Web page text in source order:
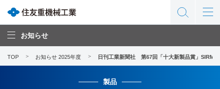
お知らせ
TOP お知らせ 2025年度 日刊工業新聞社 第67回「十大新製品賞」
製品